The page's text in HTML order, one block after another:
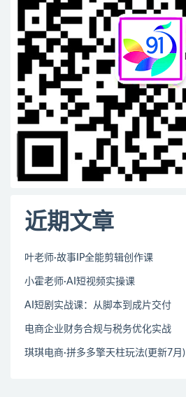
近期文章
叶老师·故事IP全能剪辑创作课
小霍老师·AI短视频实操课
AI短剧实战课：从脚本到成片交付
电商企业财务合规与税务优化实战
琪琪电商·拼多多擎天柱玩法(更新7月)